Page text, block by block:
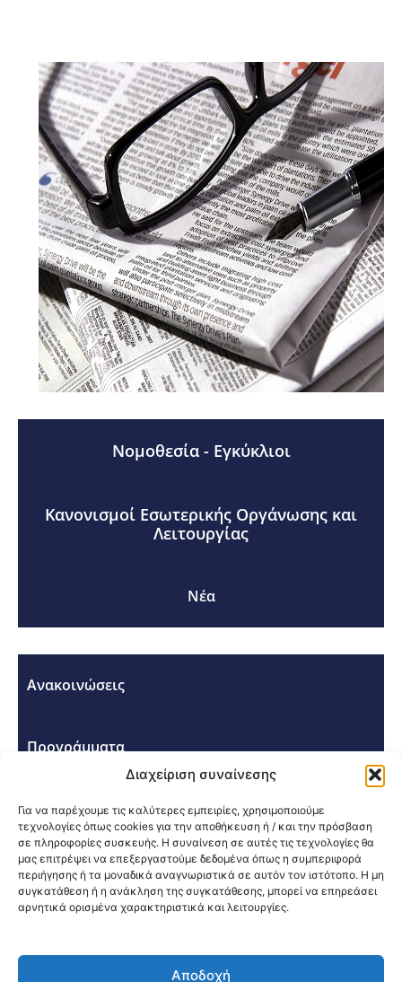
Διαχείριση συναίνεσης
Για να παρέχουμε τις καλύτερες εμπειρίες, χρησιμοποιούμε
τεχνολογίες όπως cookies για την αποθήκευση ή / και την πρόσβαση
σε πληροφορίες συσκευής. Η συναίνεση σε αυτές τις τεχνολογίες θα
μας επιτρέψει να επεξεργαστούμε δεδομένα όπως η συμπεριφορά
περιήγησης ή τα μοναδικά αναγνωριστικά σε αυτόν τον ιστότοπο. Η μη
συγκατάθεση ή η ανάκληση της συγκατάθεσης, μπορεί να επηρεάσει
αρνητικά ορισμένα χαρακτηριστικά και λειτουργίες.
Αποδοχή
Νομοθεσία - Εγκύκλιοι
Κανονισμοί Εσωτερικής Οργάνωσης και
Λειτουργίας
Νέα
Ανακοινώσεις
Προγράμματα
Σεμινάρια - Συνέδρια